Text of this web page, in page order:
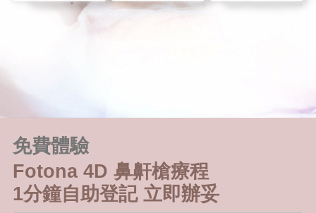
免費體驗
Fotona 4D 鼻鼾槍療程
1分鐘自助登記 立即辦妥